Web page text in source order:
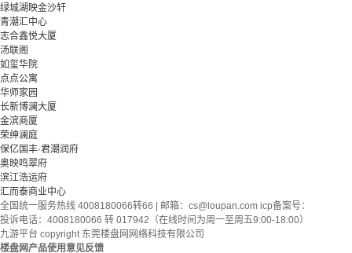
绿城湖映金沙轩
青潮汇中心
志合鑫悦大厦
汤联阁
如玺华院
点点公寓
华师家园
长新博澜大厦
金滨商厦
荣绅澜庭
保亿国丰·君潮润府
奥映鸣翠府
滨江浩运府
汇而泰商业中心
全国统一服务热线 4008180066转66 | 邮箱： cs@loupan.com icp备案号：
投诉电话：4008180066 转 017942（在线时间为周一至周五9:00-18:00）
九游平台 copyright 东莞楼盘网网络科技有限公司
楼盘网产品使用意见反馈